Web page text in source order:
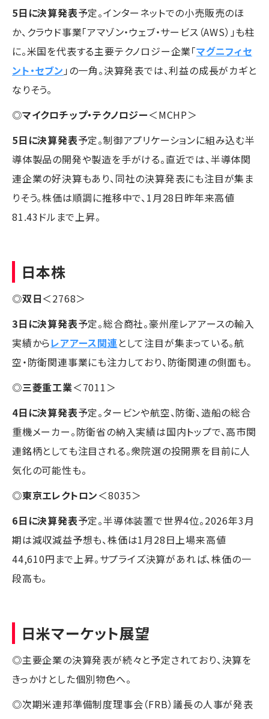
5日に決算発表予定。インターネットでの小売販売のほ
か、クラウド事業「アマゾン・ウェブ・サービス（AWS）」も柱
に。米国を代表する主要テクノロジー企業「マグニフィセ
ント・セブン 」の一角。決算発表では、利益の成長がカギと
なりそう。
◎マイクロチップ・テクノロジー＜MCHP＞
5日に決算発表予定。制御アプリケーションに組み込む半
導体製品の開発や製造を手がける。直近では、半導体関
連企業の好決算もあり、同社の決算発表にも注目が集ま
りそう。株価は順調に推移中で、1月28日昨年来高値
81.43ドルまで上昇。
日本株
◎双日＜2768＞
3日に決算発表予定。総合商社。豪州産レアアースの輸入
実績からレアアース関連として注目が集まっている。航
空・防衛関連事業にも注力しており、防衛関連の側面も。
◎三菱重工業＜7011＞
4日に決算発表予定。タービンや航空、防衛、造船の総合
重機メーカー。防衛省の納入実績は国内トップで、高市関
連銘柄としても注目される。衆院選の投開票を目前に人
気化の可能性も。
◎東京エレクトロン＜8035＞
6日に決算発表予定。半導体装置で世界4位。2026年3月
期は減収減益予想も、株価は1月28日上場来高値
44,610円まで上昇。サプライズ決算があれば、株価の一
段高も。
日米マーケット展望
◎主要企業の決算発表が続々と予定されており、決算を
きっかけとした個別物色へ。
◎次期米連邦準備制度理事会（FRB）議長の人事が発表